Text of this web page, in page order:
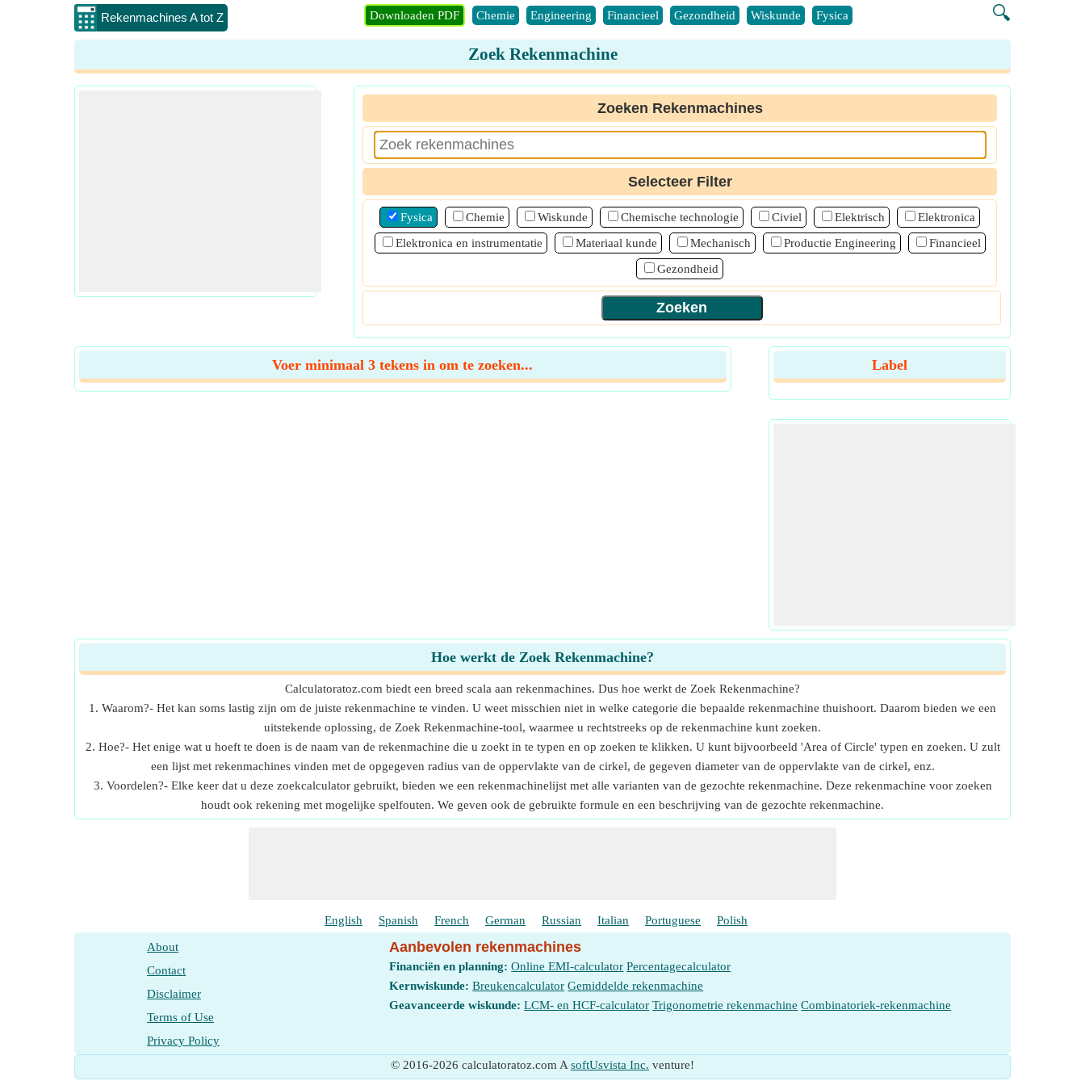
Rekenmachines A tot Z 🔍
Downloaden PDF Chemie Engineering Financieel Gezondheid Wiskunde Fysica
Zoek Rekenmachine
Zoeken Rekenmachines
Selecteer Filter
Fysica Chemie Wiskunde Chemische technologie Civiel Elektrisch
Elektronica
Elektronica en instrumentatie
Materiaal kunde Mechanisch Productie Engineering
Financieel
Gezondheid
Voer minimaal 3 tekens in om te zoeken... Label
Hoe werkt de Zoek Rekenmachine?
Calculatoratoz.com biedt een breed scala aan rekenmachines. Dus hoe werkt de Zoek Rekenmachine?
1. Waarom?- Het kan soms lastig zijn om de juiste rekenmachine te vinden. U weet misschien niet in welke categorie die bepaalde rekenmachine thuishoort. Daarom bieden we een
uitstekende oplossing, de Zoek Rekenmachine-tool, waarmee u rechtstreeks op de rekenmachine kunt zoeken.
2. Hoe?- Het enige wat u hoeft te doen is de naam van de rekenmachine die u zoekt in te typen en op zoeken te klikken. U kunt bijvoorbeeld 'Area of Circle' typen en zoeken. U zult
een lijst met rekenmachines vinden met de opgegeven radius van de oppervlakte van de cirkel, de gegeven diameter van de oppervlakte van de cirkel, enz.
3. Voordelen?- Elke keer dat u deze zoekcalculator gebruikt, bieden we een rekenmachinelijst met alle varianten van de gezochte rekenmachine. Deze rekenmachine voor zoeken
houdt ook rekening met mogelijke spelfouten. We geven ook de gebruikte formule en een beschrijving van de gezochte rekenmachine.
English Spanish French German Russian Italian Portuguese Polish
About
Contact
Disclaimer
Terms of Use
Privacy Policy
Aanbevolen rekenmachines
Financiën en planning: Online EMI-calculator Percentagecalculator
Kernwiskunde: Breukencalculator Gemiddelde rekenmachine
Geavanceerde wiskunde: LCM- en HCF-calculator Trigonometrie rekenmachine Combinatoriek-rekenmachine
© 2016-2026 calculatoratoz.com A softUsvista Inc. venture!